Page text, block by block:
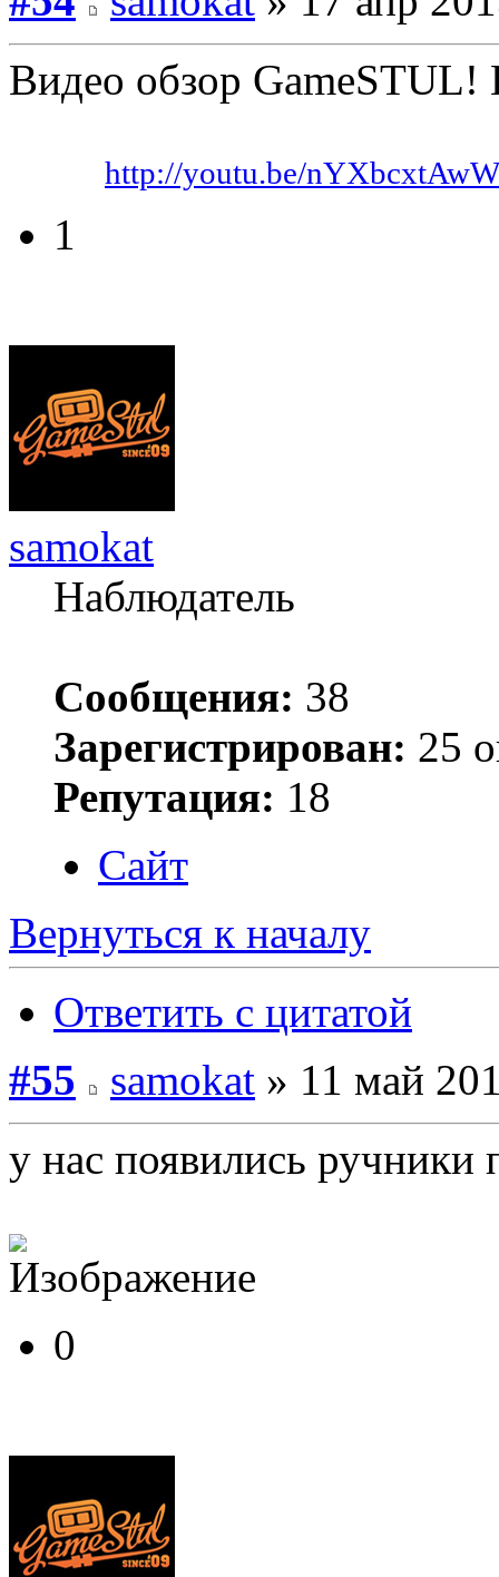
Видео обзор
http://youtu.be/
1
samokat
Наблюдатель
Сообщения: 38
Зарегистрирован: 25
Репутация: 18
Сайт
Вернуться к началу
Ответить с цитатой
#55
samokat » 11 май
у нас появились ручники
0